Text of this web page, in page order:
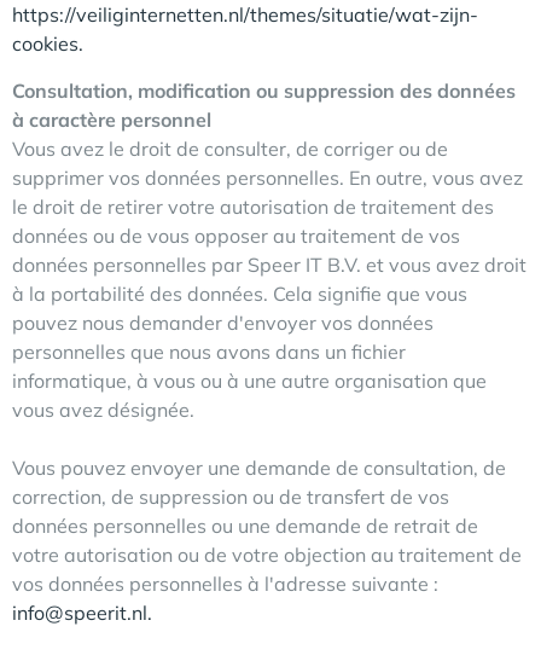
https://veiliginternetten.nl/themes/situatie/wat-zijn-
cookies.
Consultation, modification ou suppression des données
à caractère personnel
Vous avez le droit de consulter, de corriger ou de
supprimer vos données personnelles. En outre, vous avez
le droit de retirer votre autorisation de traitement des
données ou de vous opposer au traitement de vos
données personnelles par Speer IT B.V. et vous avez droit
à la portabilité des données. Cela signifie que vous
pouvez nous demander d'envoyer vos données
personnelles que nous avons dans un fichier
informatique, à vous ou à une autre organisation que
vous avez désignée.
Vous pouvez envoyer une demande de consultation, de
correction, de suppression ou de transfert de vos
données personnelles ou une demande de retrait de
votre autorisation ou de votre objection au traitement de
vos données personnelles à l'adresse suivante :
info@speerit.nl.